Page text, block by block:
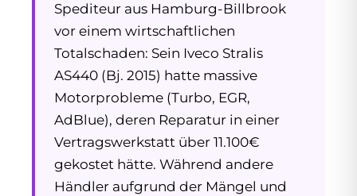
Spediteur aus Hamburg-Billbrook
vor einem wirtschaftlichen
Totalschaden: Sein Iveco Stralis
AS440 (Bj. 2015) hatte massive
Motorprobleme (Turbo, EGR,
AdBlue), deren Reparatur in einer
Vertragswerkstatt über 11.100€
gekostet hätte. Während andere
Händler aufgrund der Mängel und